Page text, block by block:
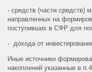
- средств (части средств)
направленных на
поступивших в СФР для
- дохода от
Иные источники
накоплений указанные в